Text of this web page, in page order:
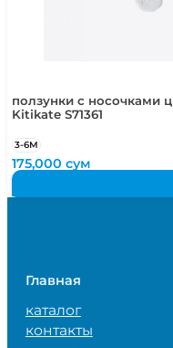
ползунки с носочками
Kitikate S71361
3-6М
175,000сум
Главная
каталог
контакты